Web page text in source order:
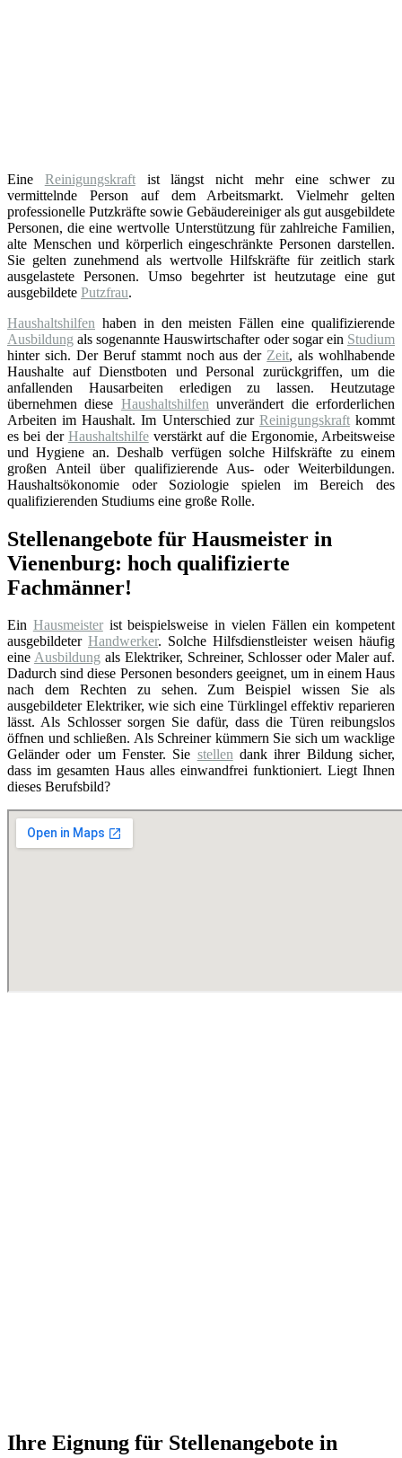
Eine Reinigungskraftist längst nicht mehr eine schwer zu
vermittelnde Person auf dem Arbeitsmarkt. Vielmehr gelten
professionelle Putzkräfte sowie Gebäudereiniger als gut ausgebildete
Personen, die eine wertvolle Unterstützung für zahlreiche Familien,
alte Menschen und körperlich eingeschränkte Personen darstellen.
Sie gelten zunehmend als wertvolle Hilfskräfte für zeitlich stark
ausgelastete Personen. Umso begehrter ist heutzutage eine gut
ausgebildete Putzfrau.
Haushaltshilfen haben in den meisten Fällen eine qualifizierende
Ausbildung als sogenannte Hauswirtschafter oder sogar ein Studium
hinter sich. Der Beruf stammt noch aus der Zeit, als wohlhabende
Haushalte auf Dienstboten und Personal zurückgriffen, um die
anfallenden Hausarbeiten erledigen zu lassen. Heutzutage
übernehmen diese Haushaltshilfen unverändert die erforderlichen
Arbeiten im Haushalt. Im Unterschied zur Reinigungskraftkommt
es bei der Haushaltshilfeverstärkt auf die Ergonomie, Arbeitsweise
und Hygiene an. Deshalb verfügen solche Hilfskräfte zu einem
großen Anteil über qualifizierende Aus- oder Weiterbildungen.
Haushaltsökonomie oder Soziologie spielen im Bereich des
qualifizierenden Studiums eine große Rolle.
Stellenangebote für Hausmeister in
Vienenburg: hoch qualifizierte
Fachmänner!
Ein Hausmeisterist beispielsweise in vielen Fällen ein kompetent
ausgebildeter Handwerker. Solche Hilfsdienstleister weisen häufig
eine Ausbildungals Elektriker, Schreiner, Schlosser oder Maler auf.
Dadurch sind diese Personen besonders geeignet, um in einem Haus
nach dem Rechten zu sehen. Zum Beispiel wissen Sie als
ausgebildeter Elektriker, wie sich eine Türklingel effektiv reparieren
lässt. Als Schlosser sorgen Sie dafür, dass die Türen reibungslos
öffnen und schließen. Als Schreiner kümmern Sie sich um wacklige
Geländer oder um Fenster. Sie stellendank ihrer Bildung sicher,
dass im gesamten Haus alles einwandfrei funktioniert. Liegt Ihnen
dieses Berufsbild?
Ihre Eignung für Stellenangebote in